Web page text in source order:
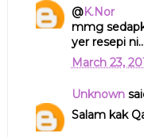
@K.Nor
mmg
yer resepi
March 23,
Unknown
Salam kak